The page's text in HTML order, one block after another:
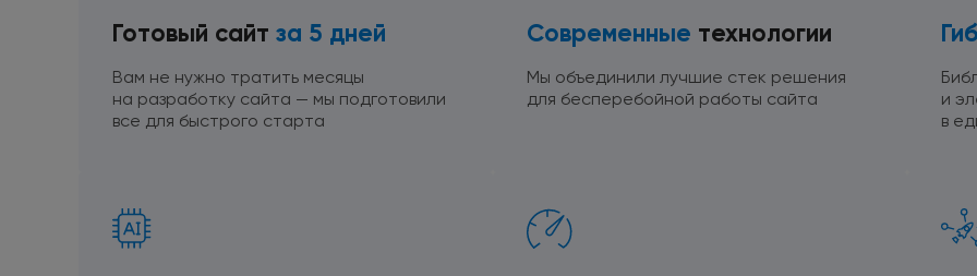
Готовый сайт за 5 дней
Вам не нужно тратить месяцы
на разработкусайта — мы подготовили
все для быстрого старта
Современные технологии
Мы объединили лучшие стек решения
для бесперебойной работы сайта
и
в